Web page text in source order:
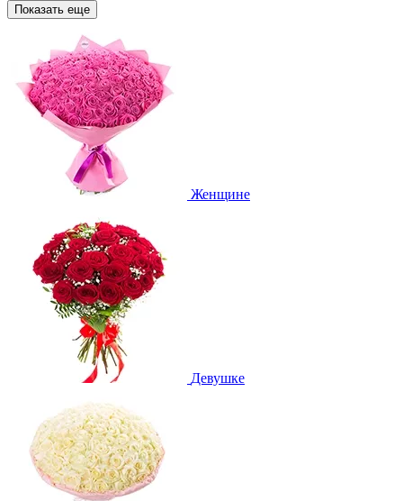
Показать еще
Женщине
Девушке